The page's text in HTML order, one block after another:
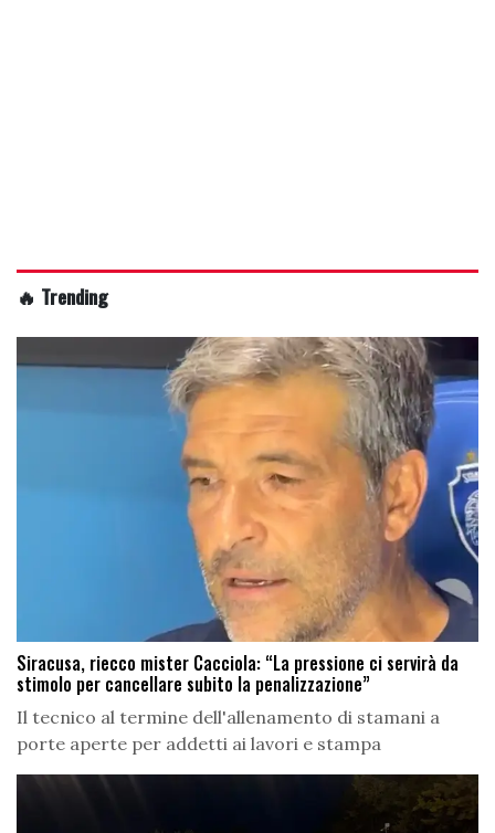
🔥 Trending
Siracusa, riecco mister Cacciola: “La pressione ci servirà da
stimolo per cancellare subito la penalizzazione”
Il tecnico al termine dell'allenamento di stamani a
porte aperte per addetti ai lavori e stampa